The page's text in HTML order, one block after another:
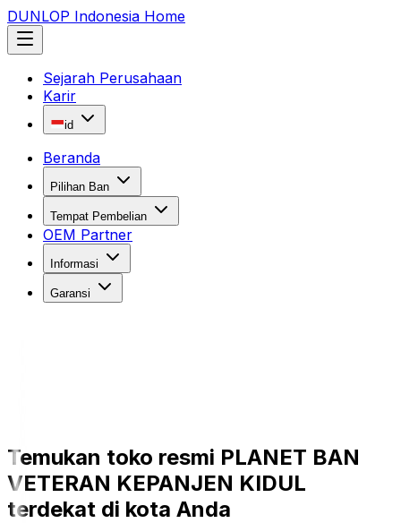
DUNLOP Indonesia Home
Sejarah Perusahaan
Karir
id
Beranda
Pilihan Ban
Tempat Pembelian
OEM Partner
Informasi
Garansi
Temukan toko resmi PLANET BAN
VETERAN KEPANJEN KIDUL
terdekat di kota Anda